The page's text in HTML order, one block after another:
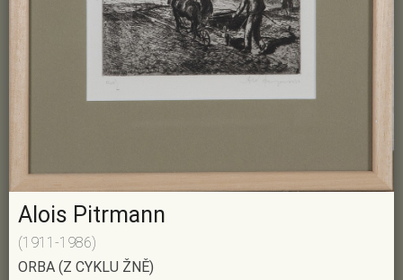
Alois Pitrmann
(1911-1986)
ORBA (Z CYKLU ŽNĚ)